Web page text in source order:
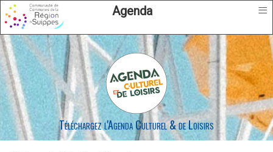
Agenda ≡
Téléchargez l'Agenda Culturel & de Loisirs